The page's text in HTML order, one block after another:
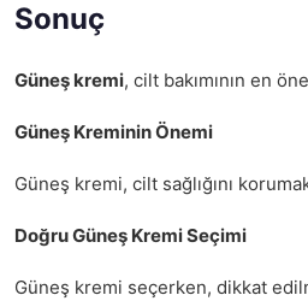
Sonuç
Güneş kremi, cilt bakımının en
Güneş Kreminin Önemi
Güneş kremi, cilt sağlığını
Doğru Güneş Kremi Seçimi
Güneş kremi seçerken, dikkat